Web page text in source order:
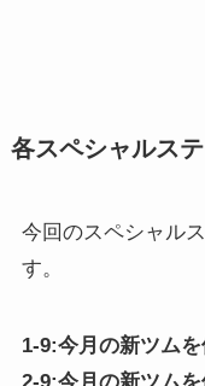
各スペシャルス
今回のスペシャル
す。
1-9:今月の新ツム